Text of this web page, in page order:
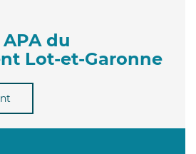
du
Lot-et-Garonne